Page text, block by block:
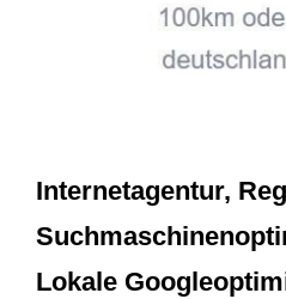
Internetagentur,
Lokale